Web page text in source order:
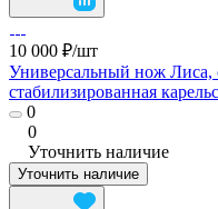
10 000 ₽/шт
Универсальный нож Лиса,
стабилизированная
0
0
Уточнить наличие
Уточнить наличие